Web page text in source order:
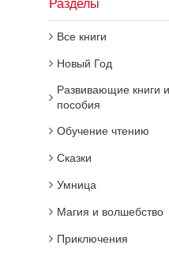
Разделы
Все книги
Новый Год
Развивающие книги и
пособия
Обучение чтению
Сказки
Умница
Магия и волшебство
Приключения